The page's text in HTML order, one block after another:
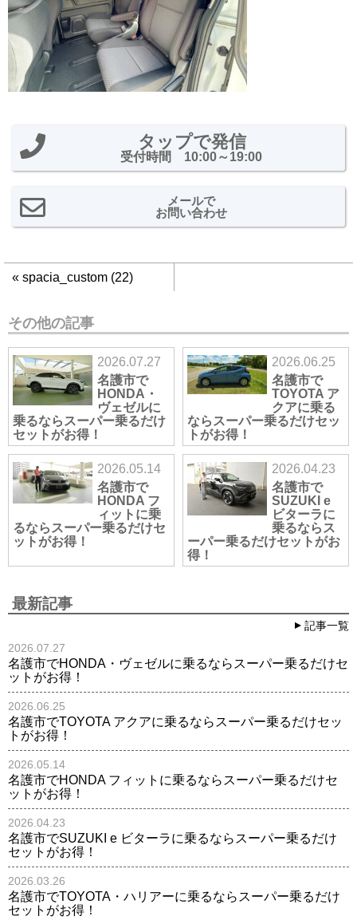
タップで発信
受付時間 10:00～19:00
メールで
お問い合わせ
« spacia_custom (22)
その他の記事
2026.07.27
名護市で
HONDA・
ヴェゼルに
乗るならスーパー乗るだけ
セットがお得！
2026.06.25
名護市で
TOYOTA ア
クアに乗る
ならスーパー乗るだけセッ
トがお得！
2026.05.14
名護市で
HONDA フ
ィットに乗
るならスーパー乗るだけセ
ットがお得！
2026.04.23
名護市で
SUZUKI e
ビターラに
乗るならス
ーパー乗るだけセットがお
得！
最新記事
記事一覧
2026.07.27
名護市でHONDA・ヴェゼルに乗るならスーパー乗るだけセ
ットがお得！
2026.06.25
名護市でTOYOTA アクアに乗るならスーパー乗るだけセッ
トがお得！
2026.05.14
名護市でHONDA フィットに乗るならスーパー乗るだけセ
ットがお得！
2026.04.23
名護市でSUZUKI e ビターラに乗るならスーパー乗るだけ
セットがお得！
2026.03.26
名護市でTOYOTA・ハリアーに乗るならスーパー乗るだけ
セットがお得！